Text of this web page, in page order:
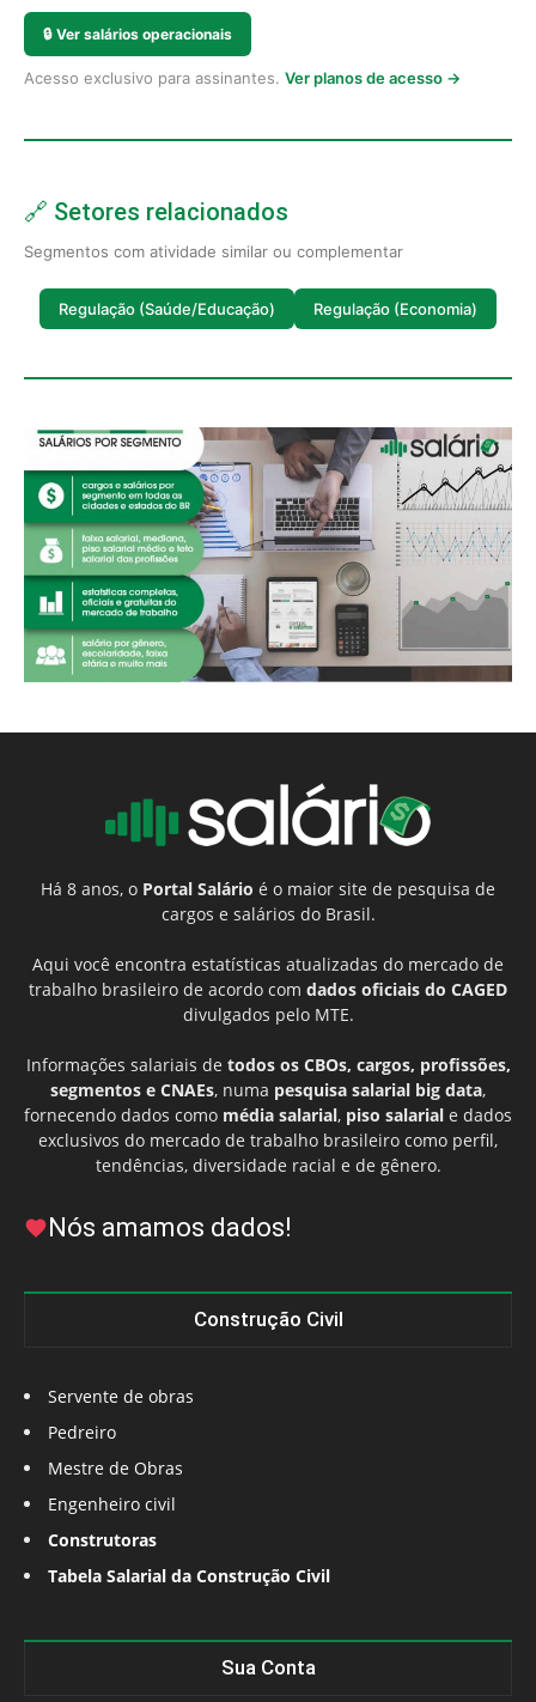
🔒 Ver salários operacionais
Acesso exclusivo para assinantes. Ver planos de acesso →
🔗 Setores relacionados
Segmentos com atividade similar ou complementar
Regulação (Saúde/Educação) Regulação (Economia)
Há 8 anos, o Portal Salário é o maior site de pesquisa de
cargos e salários do Brasil.
Aqui você encontra estatísticas atualizadas do mercado de
trabalho brasileiro de acordo com dados oficiais do CAGED
divulgados pelo MTE.
Informações salariais de todos os CBOs, cargos, profissões,
segmentos e CNAEs, numa pesquisa salarial big data,
fornecendo dados como média salarial, piso salarial e dados
exclusivos do mercado de trabalho brasileiro como perfil,
tendências, diversidade racial e de gênero.
Nós amamos dados!
Construção Civil
Servente de obras
Pedreiro
Mestre de Obras
Engenheiro civil
Construtoras
Tabela Salarial da Construção Civil
Sua Conta